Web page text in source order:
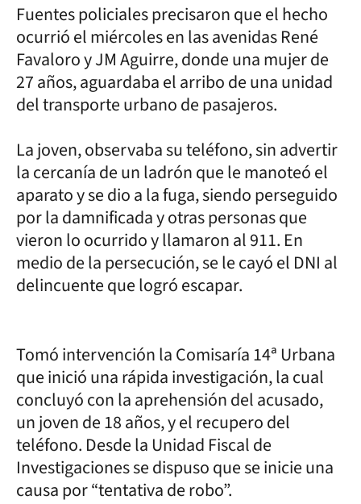
Fuentes policiales precisaron que el hecho
ocurrió el miércoles en las avenidas René
Favaloro y JM Aguirre, donde una mujer de
27 años, aguardaba el arribo de una unidad
del transporte urbano de pasajeros.
La joven, observaba su teléfono, sin advertir
la cercanía de un ladrón que le manoteó el
aparato y se dio a la fuga, siendo perseguido
por la damnificada y otras personas que
vieron lo ocurrido y llamaron al 911. En
medio de la persecución, se le cayó el DNI al
delincuente que logró escapar.
Tomó intervención la Comisaría 14ª Urbana
que inició una rápida investigación, la cual
concluyó con la aprehensión del acusado,
un joven de 18 años, y el recupero del
teléfono. Desde la Unidad Fiscal de
Investigaciones se dispuso que se inicie una
causa por “tentativa de robo”.